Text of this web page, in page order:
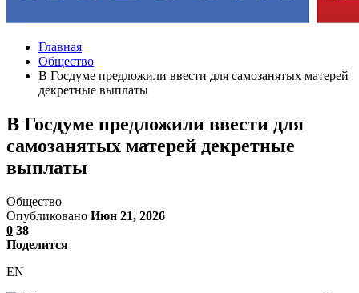
Главная
Общество
В Госдуме предложили ввести для самозанятых матерей
декретные выплаты
В Госдуме предложили ввести для
самозанятых матерей декретные
выплаты
Общество
Опубликовано Июн 21, 2026
0 38
Поделится
EN